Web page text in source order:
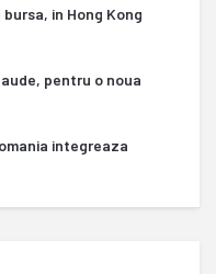
in Hong Kong
pentru o noua
integreaza